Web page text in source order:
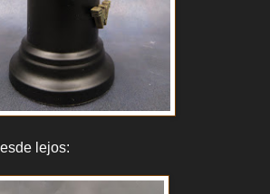
lejos: